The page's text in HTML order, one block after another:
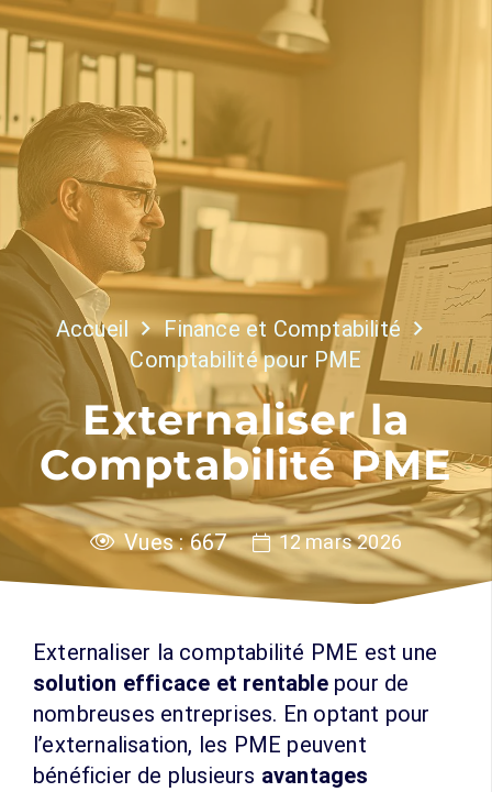
Accueil
Finance et Comptabilité
Comptabilité pour PME
Externaliser la
Comptabilité PME
Vues :667 12 mars 2026
Externaliser la comptabilité PME est une
solution efficace et rentablepour de
nombreuses entreprises. En optant pour
l’externalisation, les PME peuvent
bénéficier de plusieurs avantages